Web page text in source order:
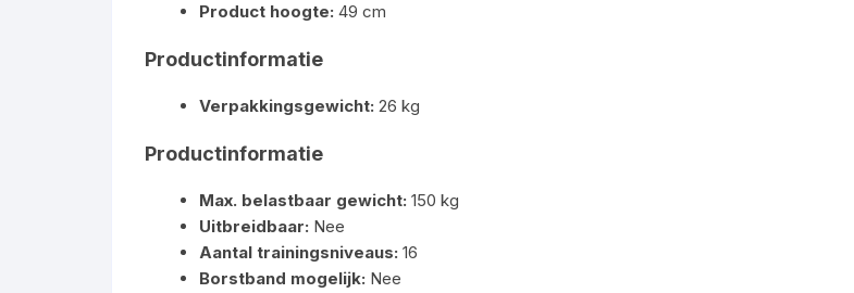
Product hoogte: 49 cm
Productinformatie
Verpakkingsgewicht: 26 kg
Productinformatie
Max. belastbaar gewicht: 150 kg
Uitbreidbaar: Nee
Aantal trainingsniveaus: 16
Borstband mogelijk: Nee